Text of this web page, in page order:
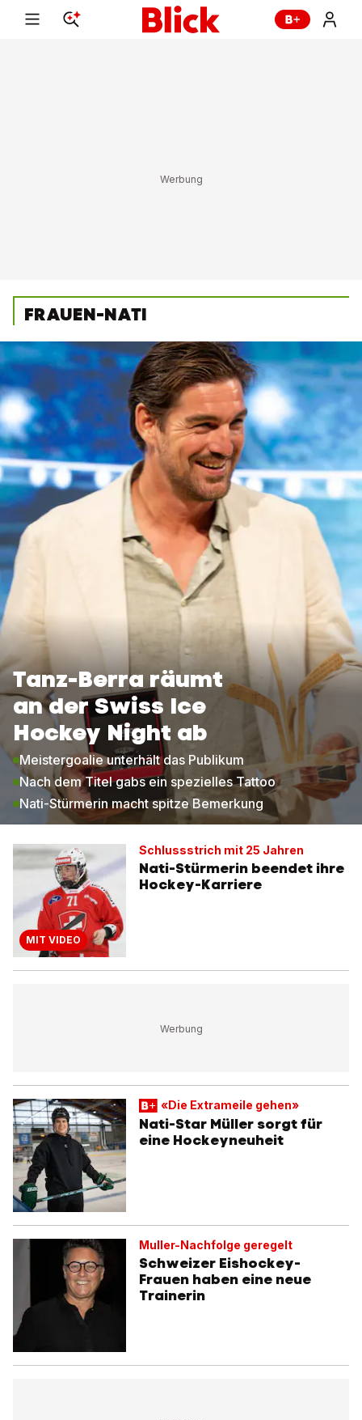
FRAUEN-NATI
Tanz-Berra räumt
an der Swiss Ice
Hockey Night ab
Meistergoalie unterhält das Publikum
Nach dem Titel gabs ein spezielles Tattoo
Nati-Stürmerin macht spitze Bemerkung
MIT VIDEO
Schlussstrich mit 25 Jahren
Nati-Stürmerin beendet ihre
Hockey-Karriere
«Die Extrameile gehen»
Nati-Star Müller sorgt für
eine Hockeyneuheit
Muller-Nachfolge geregelt
Schweizer Eishockey-
Frauen haben eine neue
Trainerin